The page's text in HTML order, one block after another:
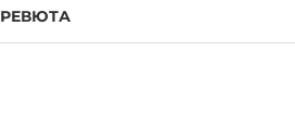
РЕВЮТА